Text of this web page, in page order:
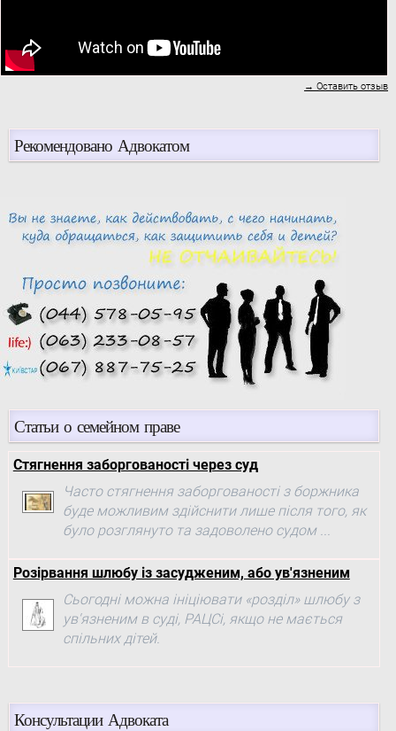
→ Оставить отзыв
Рекомендовано Адвокатом
Статьи о семейном праве
Стягнення заборгованості через суд
Часто стягнення заборгованості з боржника
буде можливим здійснити лише після того, як
було розглянуто та задоволено судом ...
Розірвання шлюбу із засудженим, або ув'язненим
Сьогодні можна ініціювати «розділ» шлюбу з
ув'язненим в суді, РАЦСі, якщо не мається
спільних дітей.
Консультации Адвоката